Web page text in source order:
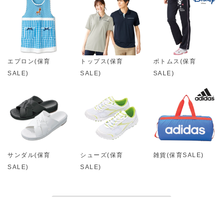
エプロン(保育
SALE)
トップス(保育
SALE)
ボトムス(保育
SALE)
サンダル(保育
SALE)
シューズ(保育
SALE)
雑貨(保育SALE)